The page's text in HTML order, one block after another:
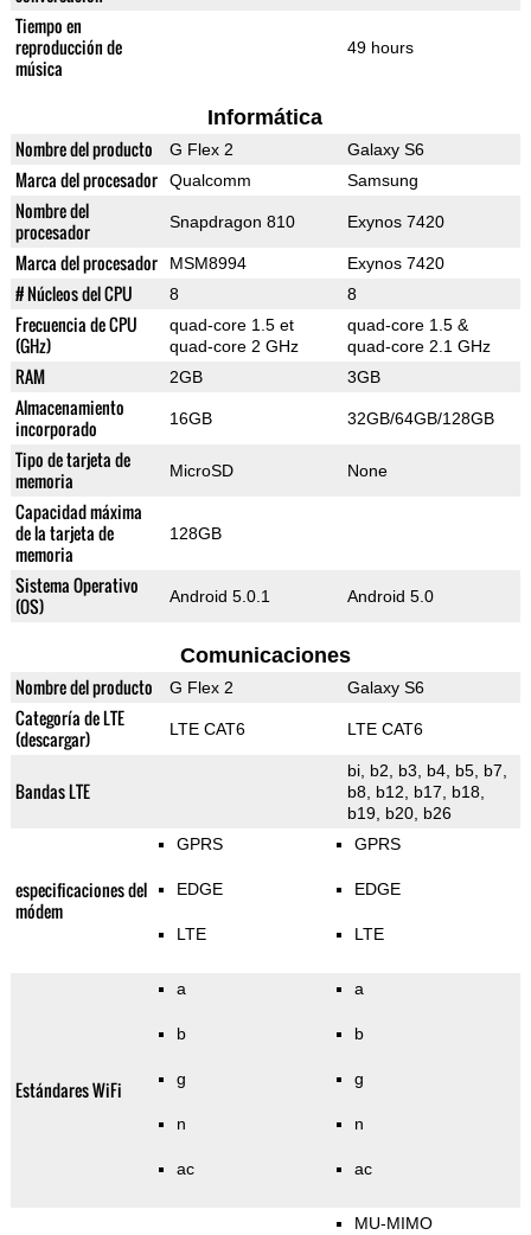
Tiempo en
reproducción de
música
49 hours
Informática
Nombre del producto G Flex 2 Galaxy S6
Marca del procesador Qualcomm Samsung
Nombre del
procesador
Snapdragon 810 Exynos 7420
Marca del procesador MSM8994 Exynos 7420
# Núcleos del CPU 8 8
Frecuencia de CPU
(GHz)
quad-core 1.5 et
quad-core 2 GHz
quad-core 1.5 &
quad-core 2.1 GHz
RAM 2GB 3GB
Almacenamiento
incorporado
16GB 32GB/64GB/128GB
Tipo de tarjeta de
memoria
MicroSD None
Capacidad máxima
de la tarjeta de
memoria
128GB
Sistema Operativo
(OS)
Android 5.0.1 Android 5.0
Comunicaciones
Nombre del producto G Flex 2 Galaxy S6
Categoría de LTE
(descargar)
LTE CAT6 LTE CAT6
Bandas LTE
bi, b2, b3, b4, b5, b7,
b8, b12, b17, b18,
b19, b20, b26
especificaciones del
módem
GPRS
EDGE
LTE
GPRS
EDGE
LTE
Estándares WiFi
a
b
g
n
ac
a
b
g
n
ac
MU-MIMO